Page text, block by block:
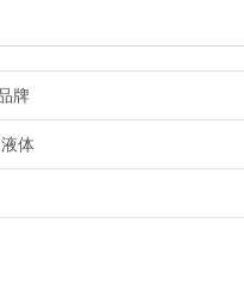
牌
体